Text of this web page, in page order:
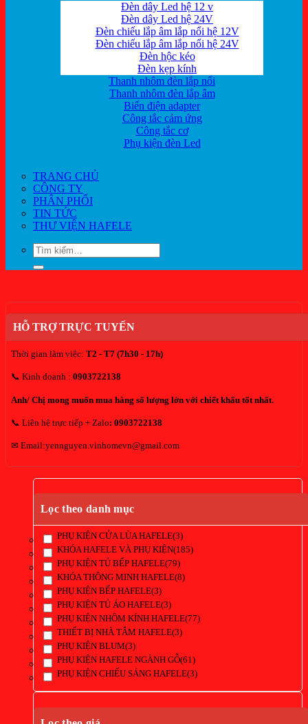
Đèn dây Led hệ 12 v
Đèn dây Led hệ 24V
Đèn chiếu lắp âm lắp nổi hệ 12V
Đèn chiếu lắp âm lắp nổi hệ 24V
Đèn hộc kéo
Đèn kẹp kính
Thanh nhôm đèn lắp nổi
Thanh nhôm đèn lắp âm
Biến điện adapter
Công tắc cảm ứng
Công tắc cơ
Phụ kiện đèn Led
TRANG CHỦ
CÔNG TY
PHÂN PHỐI
TIN TỨC
THƯ VIỆN HAFELE
Tìm
kiếm:
HỖ TRỢ TRỰC TUYẾN
Thời gian làm việc: T2 - T7 (7h30 - 17h)
📞 Kinh doanh : 0903722138
Anh/ Chị mong muốn mua hàng số lượng lớn với chiết khấu tốt nhất.
📞 Liên hệ trực tiếp + Zalo: 0903722138
✉ Email:yennguyen.vinhomevn@gmail.com
Lọc theo danh mục
PHỤ KIỆN CỬA LÙA HAFELE(3)
KHÓA HAFELE VÀ PHỤ KIỆN(185)
PHỤ KIỆN TỦ BẾP HAFELE(79)
KHÓA THÔNG MINH HAFELE(8)
PHỤ KIỆN BẾP HAFELE(3)
PHỤ KIỆN TỦ ÁO HAFELE(3)
PHỤ KIỆN NHÔM KÍNH HAFELE(77)
THIẾT BỊ NHÀ TẮM HAFELE(3)
PHỤ KIỆN BLUM(3)
PHỤ KIỆN HAFELE NGÀNH GỖ(61)
PHỤ KIỆN CHIẾU SÁNG HAFELE(3)